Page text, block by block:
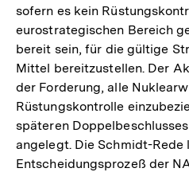
sofern es kein
eurostrategischen Bereich
bereit sein, für die gültige
Mittel bereitzustellen. Der
der Forderung, alle
Rüstungskontrolle
späteren
angelegt. Die Schmidt-Rede
Entscheidungsprozeß der